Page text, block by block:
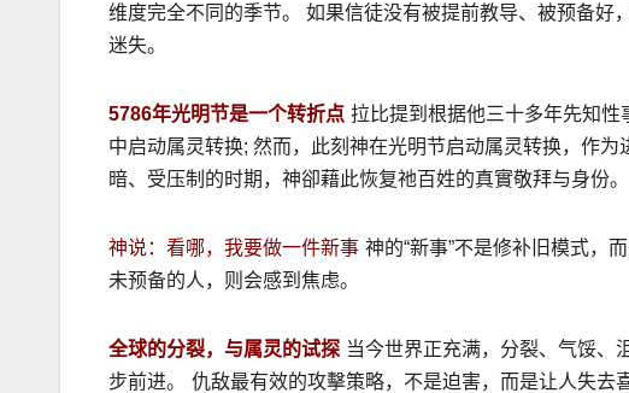
维度完全不同的季节。 如果信徒没有被提前教导、被预备
迷失。
5786年光明节是一个转折点 拉比提到根据他三十多年先知
中启动属灵转换; 然而，此刻神在光明节启动属灵转换，作
暗、受压制的时期，神卻藉此恢复祂百姓的真實敬拜与身份。
神说：看哪，我要做一件新事 神的“新事”不是修补旧模式，
未预备的人，则会感到焦虑。
全球的分裂，与属灵的试探 当今世界正充满，分裂、气馁、
步前进。
仇敌最有效的攻擊策略，不是迫害，而是让人失去